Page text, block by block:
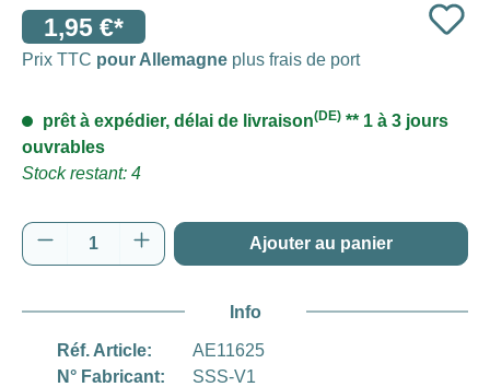
1,95 €*
Prix TTC pour Allemagne plus frais de port
prêt à expédier, délai de livraison(DE) ** 1 à 3 jours
ouvrables
Stock restant: 4
Quantité de produit : Entrez la quantité
Ajouter au panier
Info
Réf. Article:
AE11625
N° Fabricant:
SSS-V1